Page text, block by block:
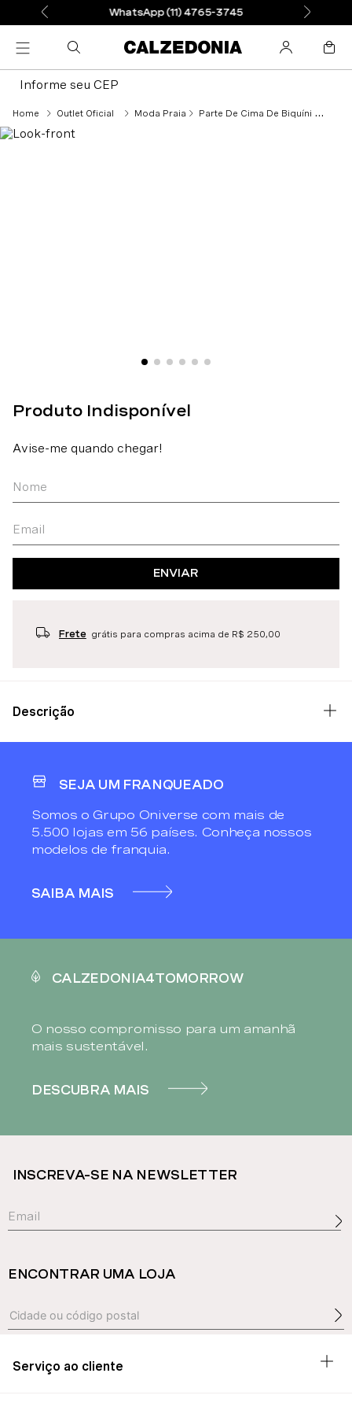
WhatsApp (11) 4765-3745
Informe seu CEP
Outlet Oficial Moda Praia Parte De Cima De Biquíni Super Push-Up Indonésia - Rosa
ENVIAR
Frete grátis para compras acima de R$ 250,00
Descrição
SEJA UM FRANQUEADO
Somos o Grupo Oniverse com mais de
5.500 lojas em 56 países. Conheça nossos
modelos de franquia.
SAIBA MAIS
CALZEDONIA4TOMORROW
O nosso compromisso para um amanhã
mais sustentável.
DESCUBRA MAIS
INSCREVA-SE NA NEWSLETTER
ENCONTRAR UMA LOJA
Serviço ao cliente